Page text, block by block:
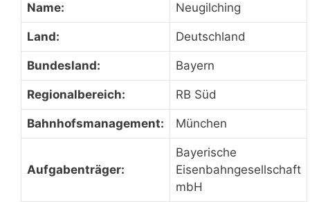
Name: Neugilching
Land: Deutschland
Bundesland: Bayern
Regionalbereich: RB Süd
Bahnhofsmanagement: München
Aufgabenträger:
Bayerische
Eisenbahngesellschaft
mbH